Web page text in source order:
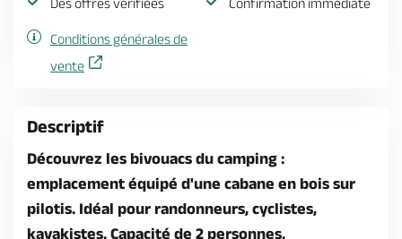
Conditions générales de
vente
Descriptif
Découvrez les bivouacs du camping :
emplacement équipé d'une cabane en bois sur
pilotis. Idéal pour randonneurs, cyclistes,
kayakistes. Capacité de 2 personnes.